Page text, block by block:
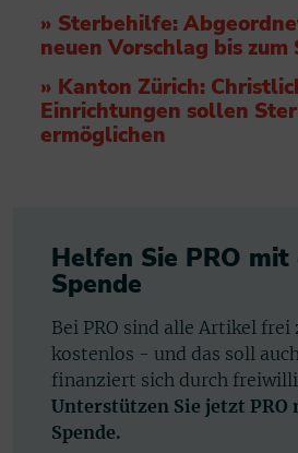
» Sterbehilfe:
neuen Vorschlag bis zum
» Kanton Zürich:
Einrichtungen sollen
ermöglichen
Helfen Sie PRO mit
Spende
Bei PRO sind alle Artikel frei
kostenlos - und das soll
finanziert sich durch
Unterstützen Sie jetzt
Spende.